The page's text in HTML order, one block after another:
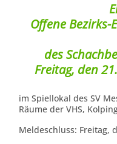
Offene
des
Freitag, den
im Spiellokal des SV
Räume der VHS,
Meldeschluss: Freitag,